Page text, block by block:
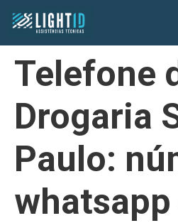
Pular
para
conteúdo
Telefone
Drogaria
Paulo:
whatsapp